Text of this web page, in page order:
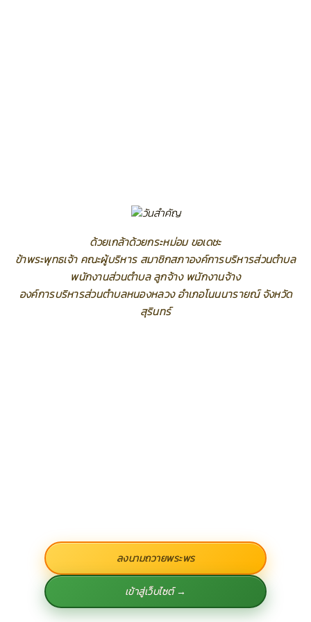
ด้วยเกล้าด้วยกระหม่อม ขอเดชะ
ข้าพระพุทธเจ้า คณะผู้บริหาร สมาชิกสภาองค์การบริหารส่วนตำบล
พนักงานส่วนตำบล ลูกจ้าง พนักงานจ้าง
องค์การบริหารส่วนตำบลหนองหลวง อำเภอโนนนารายณ์ จังหวัด
สุรินทร์
ลงนามถวายพระพร
เข้าสู่เว็บไซต์ →